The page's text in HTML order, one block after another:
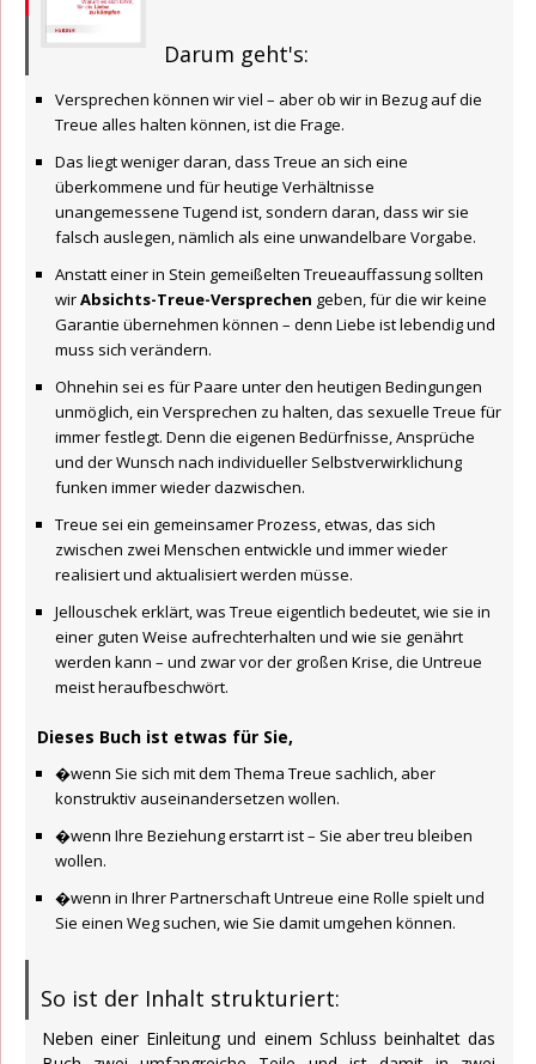
Darum geht's:
Versprechen können wir viel – aber ob wir in Bezug auf die
Treue alles halten können, ist die Frage.
Das liegt weniger daran, dass Treue an sich eine
überkommene und für heutige Verhältnisse
unangemessene Tugend ist, sondern daran, dass wir sie
falsch auslegen, nämlich als eine unwandelbare Vorgabe.
Anstatt einer in Stein gemeißelten Treueauffassung sollten
wirAbsichts-Treue-Versprechen geben, für die wir keine
Garantie übernehmen können – denn Liebe ist lebendig und
muss sich verändern.
Ohnehin sei es für Paare unter den heutigen Bedingungen
unmöglich, ein Versprechen zu halten, das sexuelle Treue für
immer festlegt. Denn die eigenen Bedürfnisse, Ansprüche
und der Wunsch nach individueller Selbstverwirklichung
funken immer wieder dazwischen.
Treue sei ein gemeinsamer Prozess, etwas, das sich
zwischen zwei Menschen entwickle und immer wieder
realisiert und aktualisiert werden müsse.
Jellouschek erklärt, was Treue eigentlich bedeutet, wie sie in
einer guten Weise aufrechterhalten und wie sie genährt
werden kann – und zwar vor der großen Krise, die Untreue
meist heraufbeschwört.
Dieses Buch ist etwas für Sie,
�wenn Sie sich mit dem Thema Treue sachlich, aber
konstruktiv auseinandersetzen wollen.
�wenn Ihre Beziehung erstarrt ist – Sie aber treu bleiben
wollen.
�wenn in Ihrer Partnerschaft Untreue eine Rolle spielt und
Sie einen Weg suchen, wie Sie damit umgehen können.
So ist der Inhalt strukturiert:
Neben einer Einleitung und einem Schluss beinhaltet das